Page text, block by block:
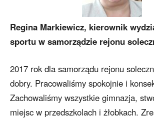
Regina Markiewicz, kierownik
sportu w samorządzie rejonu
2017 rok dla samorządu rejonu
dobry. Pracowaliśmy spokojnie i
Zachowaliśmy wszystkie gimnazja,
miejsc w przedszkolach i żłobkach.